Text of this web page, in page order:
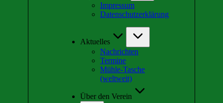
Impressum
Datenschutzerklärung
Aktuelles
Nachrichten
Termine
Mühle-Tasche
(weltweit)
Über den Verein